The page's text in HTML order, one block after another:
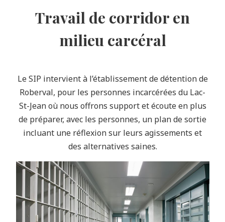
Travail de corridor en
milieu carcéral
Le SIP intervient à l’établissement de détention de
Roberval, pour les personnes incarcérées du Lac-
St-Jean où nous offrons support et écoute en plus
de préparer, avec les personnes, un plan de sortie
incluant une réflexion sur leurs agissements et
des alternatives saines.